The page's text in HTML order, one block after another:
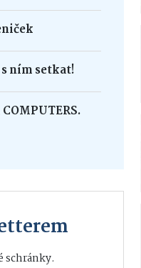
ním setkat!
schránky.